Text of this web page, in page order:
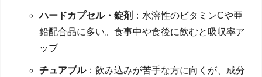
ハードカプセル・錠剤 ：水溶性のビタミンCや亜
鉛配合品に多い。食事中や食後に飲むと吸収率ア
ップ
チュアブル：飲み込みが苦手な方に向くが、成分